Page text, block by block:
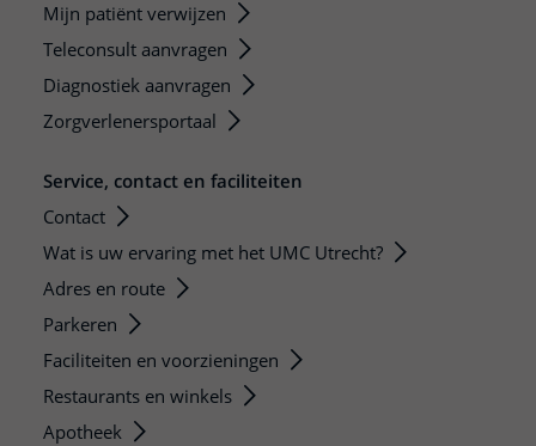
Mijn patiënt verwijzen
Teleconsult aanvragen
Diagnostiek aanvragen
Zorgverlenersportaal
Service, contact en faciliteiten
Contact
Wat is uw ervaring met het UMC Utrecht?
Adres en route
Parkeren
Faciliteiten en voorzieningen
Restaurants en winkels
Apotheek